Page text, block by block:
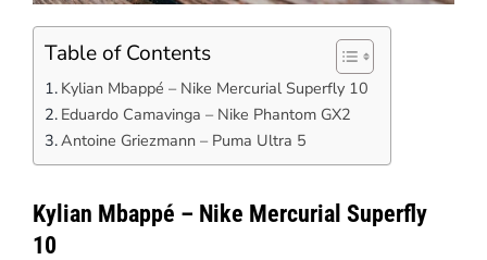
Table of Contents
Kylian Mbappé – Nike Mercurial Superfly 10
Eduardo Camavinga – Nike Phantom GX2
Antoine Griezmann – Puma Ultra 5
Kylian Mbappé – Nike Mercurial Superfly
10